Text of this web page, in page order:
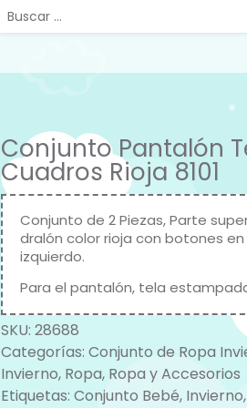
Conjunto Pantalón
Cuadros Rioja 8101
Conjunto de 2 Piezas, Parte
dralón color rioja con botones
izquierdo.
Para el pantalón, tela
SKU: 28688
Categorías: Conjunto de Ropa
Invierno, Ropa, Ropa y Accesorios
Etiquetas: Conjunto Bebé, Invierno,